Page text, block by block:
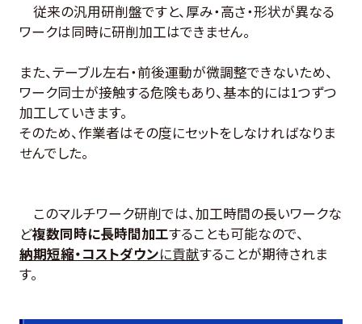
従来の汎用研削盤ですと、厚み・高さ・形状が異なる
ワークは同時に研削加工はできません。
また、テーブル左右・前後運動が微調整できないため、
ワーク同士が接触する危険もあり、基本的には1つずつ
加工していきます。
そのため、作業者はその度にセットをしなければなりま
せんでした。
このマルチワーク研削では、加工時間の長いワークな
ど複数同時に長時間加工することも可能なので、
納期短縮・コストダウンに貢献することが期待されま
す。